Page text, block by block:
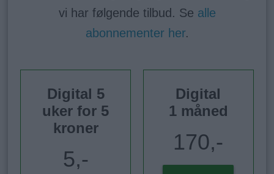
vi har følgende tilbud. Se alle
abonnementer her.
Digital 5
uker for 5
kroner
5,-
Digital
1 måned
170,-